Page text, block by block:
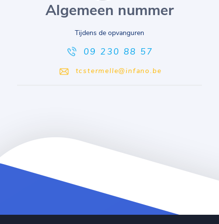
Algemeen nummer
Tijdens de opvanguren
09 230 88 57
tcstermelle@infano.be